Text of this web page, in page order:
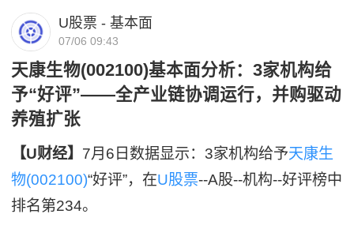
U股票 - 基本面
07/06 09:43
天康生物(002100)基本面分析：3家机构给
予“好评”——全产业链协调运行，并购驱动
养殖扩张
【U财经】 7月6日数据显示：3家机构给予天康生
物(002100)“好评”，在U股票--A股--机构--好评榜中
排名第234。